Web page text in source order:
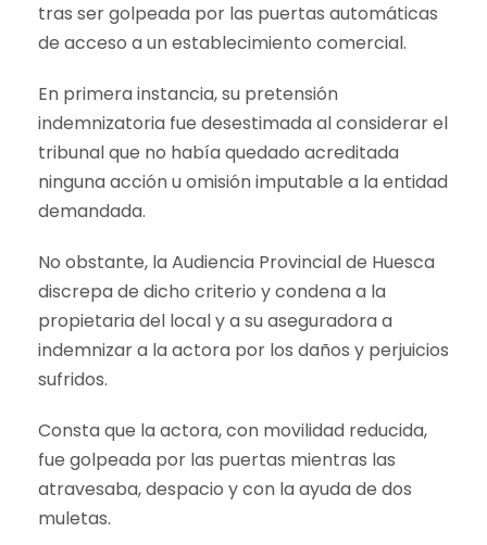
tras ser golpeada por las puertas automáticas
de acceso a un establecimiento comercial.
En primera instancia, su pretensión
indemnizatoria fue desestimada al considerar el
tribunal que no había quedado acreditada
ninguna acción u omisión imputable a la entidad
demandada.
No obstante, la Audiencia Provincial de Huesca
discrepa de dicho criterio y condena a la
propietaria del local y a su aseguradora a
indemnizar a la actora por los daños y perjuicios
sufridos.
Consta que la actora, con movilidad reducida,
fue golpeada por las puertas mientras las
atravesaba, despacio y con la ayuda de dos
muletas.